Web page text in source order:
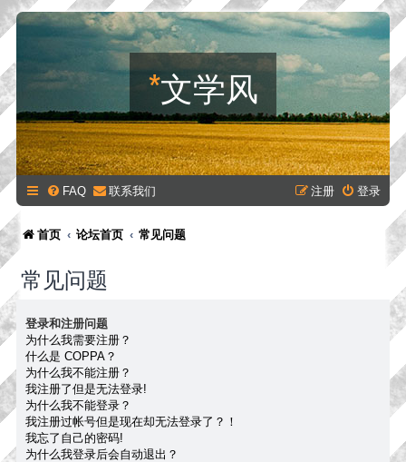
*文学风
FAQ 联系我们 登录
注册
首页 论坛首页 常见问题
常见问题
登录和注册问题
为什么我需要注册？
什么是 COPPA？
为什么我不能注册？
我注册了但是无法登录!
为什么我不能登录？
我注册过帐号但是现在却无法登录了？！
我忘了自己的密码!
为什么我登录后会自动退出？